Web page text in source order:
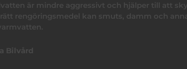
är mindre aggressivt och hjälper till att
rengöringsmedel kan smuts, damm och
Bilvård